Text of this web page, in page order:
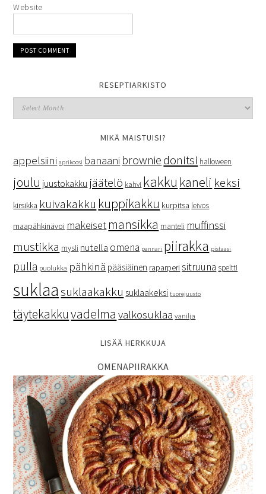
Website
RESEPTIARKISTO
MIKÄ MAISTUISI?
appelsiini aprikoosi banaani brownie donitsi halloween
joulu juustokakku jäätelö kahvi kakku kaneli keksi
kirsikka kuivakakku kuppikakku kurpitsa leivos
maapähkinävoi makeiset mansikka manteli muffinssi
mustikka mysli nutella omena pannari piirakka pistaasi
pulla puolukka pähkinä pääsiäinen raparperi sitruuna speltti
suklaa suklaakakku suklaakeksi tuorejuusto
täytekakkuvadelma valkosuklaa vanilja
LISÄÄ HERKKUJA
OMENAPIIRAKKA